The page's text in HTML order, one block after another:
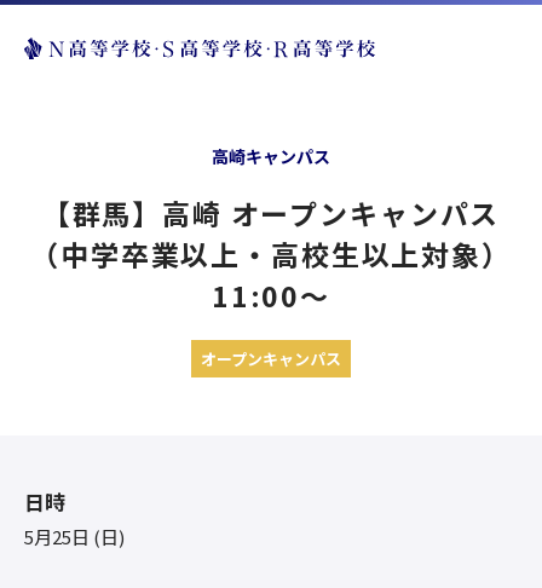
高崎キャンパス
【群馬】高崎 オープンキャンパス
（中学卒業以上・高校生以上対象）
11:00〜
オープンキャンパス
日時
5月25日 (日)